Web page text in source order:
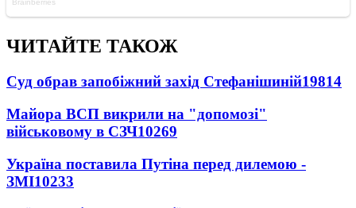
ЧИТАЙТЕ ТАКОЖ
Суд обрав запобіжний захід Стефанішиній19814
Майора ВСП викрили на "допомозі"
військовому в СЗЧ10269
Україна поставила Путіна перед дилемою -
ЗМІ10233